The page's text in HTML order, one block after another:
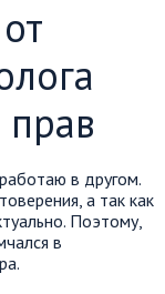
в другом.
а так как
Поэтому,
в